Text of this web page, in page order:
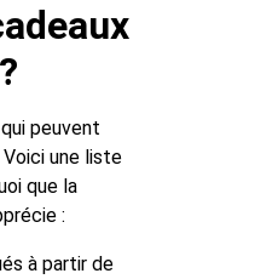
peuvent
une liste
que la
:
à partir de